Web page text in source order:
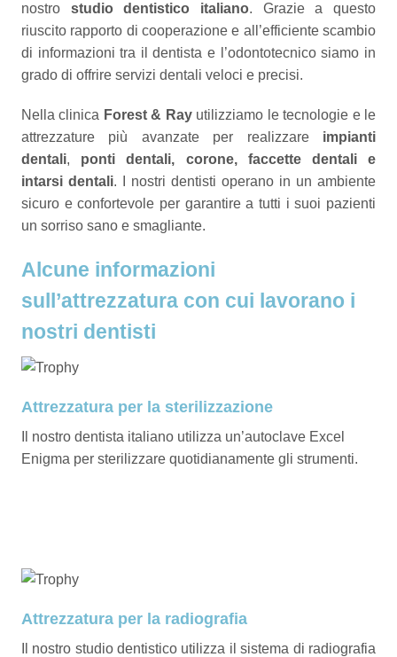
nostro studio dentistico italiano. Grazie a questo
riuscito rapporto di cooperazione e all’efficiente scambio
di informazioni tra il dentista e l’odontotecnico siamo in
grado di offrire servizi dentali veloci e precisi.
Nella clinica Forest & Rayutilizziamo le tecnologie e le
attrezzature più avanzate per realizzare impianti
dentali, ponti dentali, corone, faccette dentali e
intarsi dentali. I nostri dentisti operano in un ambiente
sicuro e confortevole per garantire a tutti i suoi pazienti
un sorriso sano e smagliante.
Alcune informazioni
sull’attrezzatura con cui lavorano i
nostri dentisti
Attrezzatura per la sterilizzazione
Il nostro dentista italiano utilizza un’autoclave Excel
Enigma per sterilizzare quotidianamente gli strumenti.
Attrezzatura per la radiografia
Il nostro studio dentistico utilizza il sistema di radiografia